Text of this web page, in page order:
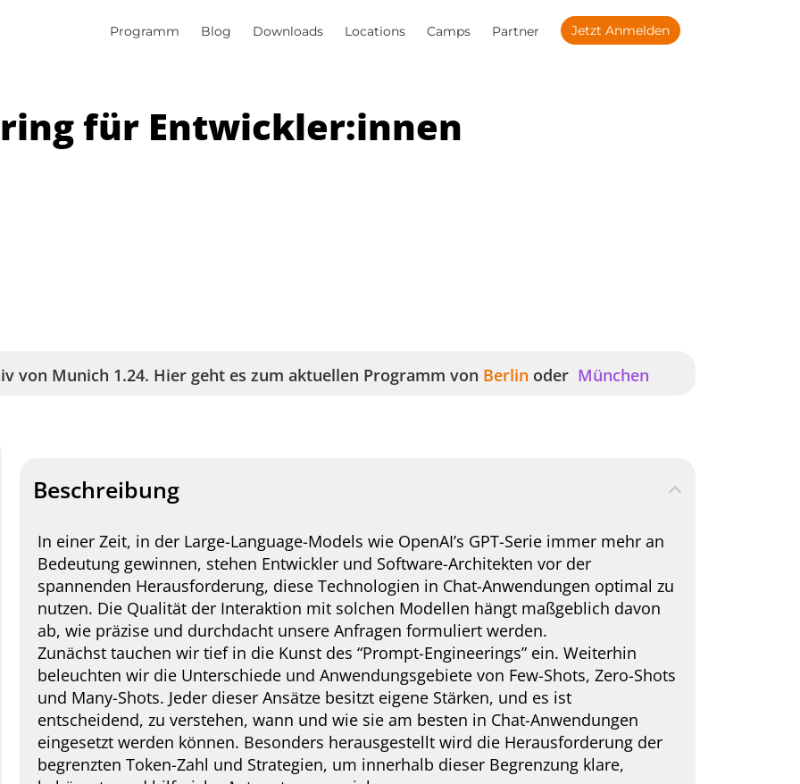
Programm Blog Downloads Locations Camps Partner Jetzt Anmelden
für Entwickler:innen
von Munich 1.24. Hier geht es zum aktuellen Programm von Berlin oder München
Beschreibung
In einer Zeit, in der Large-Language-Models wie OpenAI’s GPT-Serie immer mehr an
Bedeutung gewinnen, stehen Entwickler und Software-Architekten vor der
spannenden Herausforderung, diese Technologien in Chat-Anwendungen optimal zu
nutzen. Die Qualität der Interaktion mit solchen Modellen hängt maßgeblich davon
ab, wie präzise und durchdacht unsere Anfragen formuliert werden.
Zunächst tauchen wir tief in die Kunst des “Prompt-Engineerings” ein. Weiterhin
beleuchten wir die Unterschiede und Anwendungsgebiete von Few-Shots, Zero-Shots
und Many-Shots. Jeder dieser Ansätze besitzt eigene Stärken, und es ist
entscheidend, zu verstehen, wann und wie sie am besten in Chat-Anwendungen
eingesetzt werden können. Besonders herausgestellt wird die Herausforderung der
begrenzten Token-Zahl und Strategien, um innerhalb dieser Begrenzung klare,